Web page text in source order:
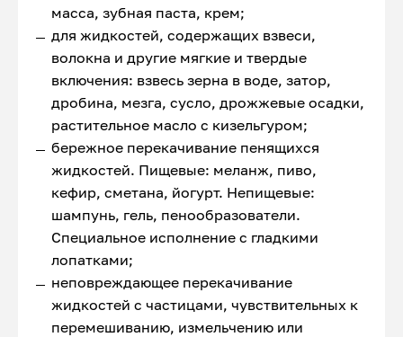
масса, зубная паста, крем;
для жидкостей, содержащих взвеси,
волокна и другие мягкие и твердые
включения: взвесь зерна в воде, затор,
дробина, мезга, сусло, дрожжевые осадки,
растительное масло с кизельгуром;
бережное перекачивание пенящихся
жидкостей. Пищевые: меланж, пиво,
кефир, сметана, йогурт. Непищевые:
шампунь, гель, пенообразователи.
Специальное исполнение с гладкими
лопатками;
неповреждающее перекачивание
жидкостей с частицами, чувствительных к
перемешиванию, измельчению или